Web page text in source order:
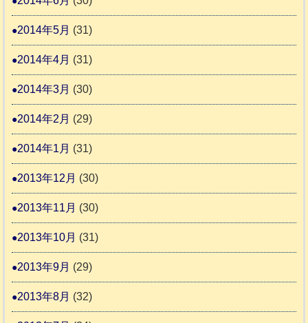
2014年5月 (31)
2014年4月 (31)
2014年3月 (30)
2014年2月 (29)
2014年1月 (31)
2013年12月 (30)
2013年11月 (30)
2013年10月 (31)
2013年9月 (29)
2013年8月 (32)